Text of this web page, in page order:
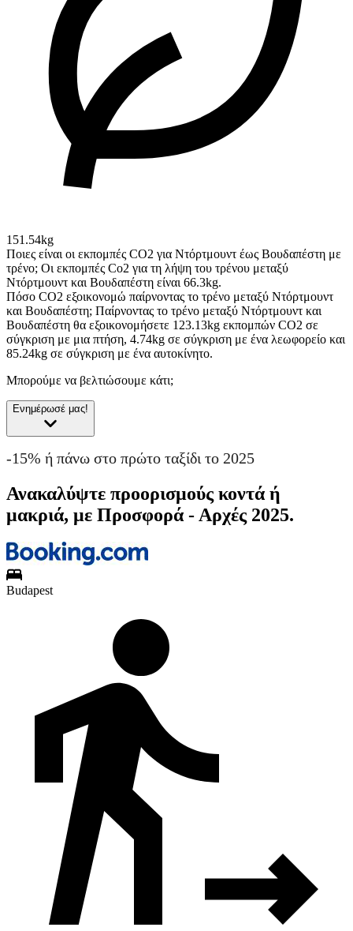
151.54kg
Ποιες είναι οι εκπομπές CO2 για Ντόρτμουντ έως Βουδαπέστη με
τρένο; Οι εκπομπές Co2 για τη λήψη του τρένου μεταξύ
Ντόρτμουντ και Βουδαπέστη είναι 66.3kg.
Πόσο CO2 εξοικονομώ παίρνοντας το τρένο μεταξύ Ντόρτμουντ
και Βουδαπέστη; Παίρνοντας το τρένο μεταξύ Ντόρτμουντ και
Βουδαπέστη θα εξοικονομήσετε 123.13kg εκπομπών CO2 σε
σύγκριση με μια πτήση, 4.74kg σε σύγκριση με ένα λεωφορείο και
85.24kg σε σύγκριση με ένα αυτοκίνητο.
Μπορούμε να βελτιώσουμε κάτι;
Ενημέρωσέ μας!
-15% ή πάνω στο πρώτο ταξίδι το 2025
Ανακαλύψτε προορισμούς κοντά ή
μακριά, με Προσφορά - Αρχές 2025.
Budapest